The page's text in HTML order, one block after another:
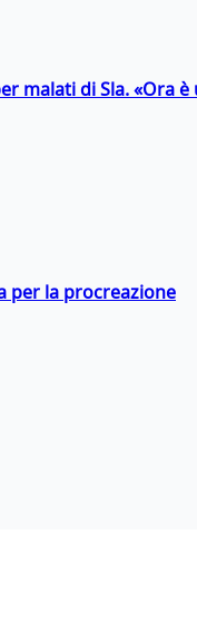
malati di Sla. «Ora
per la procreazione